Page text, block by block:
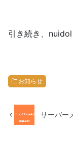
引き続き、nuidol
お知らせ
サーバー